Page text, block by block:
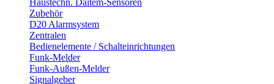
Zubehör
D20 Alarmsystem
Zentralen
Bedienelemente / Schalteinrichtungen
Funk-Melder
Funk-Außen-Melder
Signalgeber